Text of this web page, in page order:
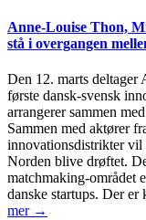
Anne-Louise Thon,
stå i overgangen
Den 12. marts
første dansk-svensk
arrangerer sammen
Sammen med aktører
innovationsdistrikter
Norden blive drøftet.
matchmaking-området
danske startups. Der
mer →